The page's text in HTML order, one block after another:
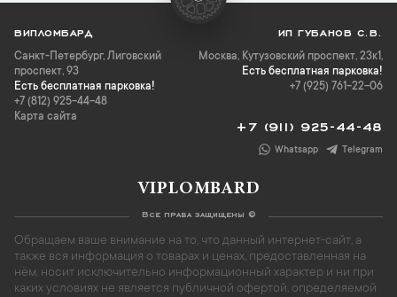
ВИПЛОМБАРД
Санкт-Петербург, Лиговский
проспект, 93
Есть бесплатная парковка!
+7 (812) 925-44-48
Карта сайта
ИП ГУБАНОВ С.В.
Москва, Кутузовский проспект, 23к1,
Есть бесплатная парковка!
+7 (925) 761-22-06
+7 (911) 925-44-48
Whatsapp Telegram
VIPLOMBARD
Все права защищены ©
Обращаем ваше внимание на то, что данный интернет-сайт, а
также вся информация о товарах и ценах, предоставленная на
нём, носит исключительно информационный характер и ни при
каких условиях не является публичной офертой, определяемой